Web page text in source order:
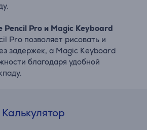
Pro и Magic Keyboard
Pro позволяет рисовать и
задержек, а Magic Keyboard
благодаря удобной
Калькулятор